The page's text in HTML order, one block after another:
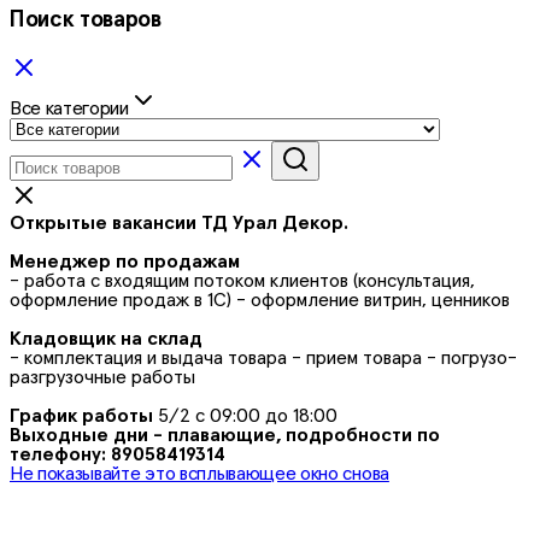
Поиск товаров
Все категории
Открытые вакансии ТД Урал Декор.
Менеджер по продажам
- работа с входящим потоком клиентов (консультация,
оформление продаж в 1С) - оформление витрин, ценников
Кладовщик на склад
- комплектация и выдача товара - прием товара - погрузо-
разгрузочные работы
График работы 5/2 с 09:00 до 18:00
Выходные дни - плавающие, подробности по
телефону: 89058419314
Не показывайте это всплывающее окно снова